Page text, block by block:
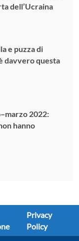
dell’Ucraina
e puzza di
davvero questa
2022:
hanno
Privacy
Policy